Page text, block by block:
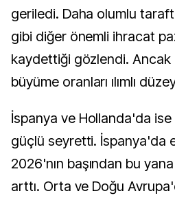
geriledi. Daha olumlu
gibi diğer önemli ihracat
kaydettiği gözlendi. Ancak
büyüme oranları ılımlı
İspanya ve Hollanda'da ise
güçlü seyretti. İspanya'da
2026'nın başından bu
arttı. Orta ve Doğu